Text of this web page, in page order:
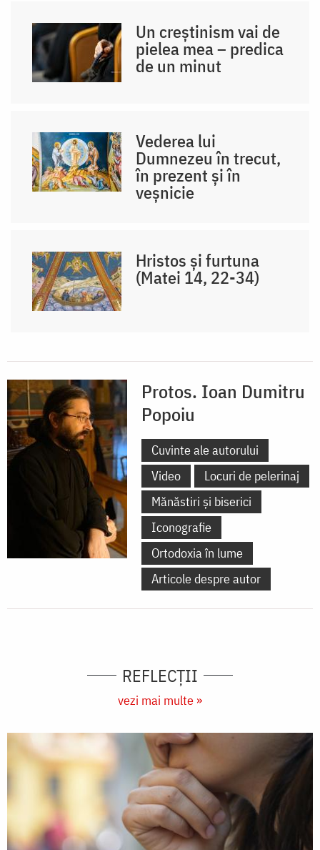
Un creștinism vai de
pielea mea – predica
de un minut
Vederea lui
Dumnezeu în trecut,
în prezent și în
veșnicie
Hristos și furtuna
(Matei 14, 22-34)
Protos. Ioan Dumitru
Popoiu
Cuvinte ale autorului
Video
Locuri de pelerinaj
Mănăstiri și biserici
Iconografie
Ortodoxia în lume
Articole despre autor
REFLECȚII
vezi mai multe »